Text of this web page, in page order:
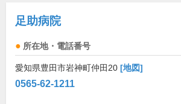
足助病院
所在地・電話番号
愛知県豊田市岩神町仲田20 [地図]
0565-62-1211